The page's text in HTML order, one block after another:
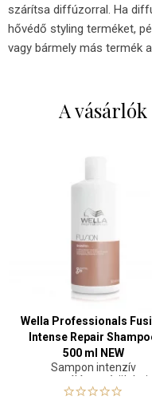
szárítsa diffúzorral. Ha
hővédő styling terméket,
vagy bármely más termék
A
Wella Professionals
Intense Repair
500 ml NEW
Sampon intenzív
regenerálásra sérült hajra